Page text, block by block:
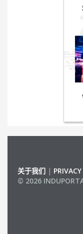
关于我们 |
© 2026